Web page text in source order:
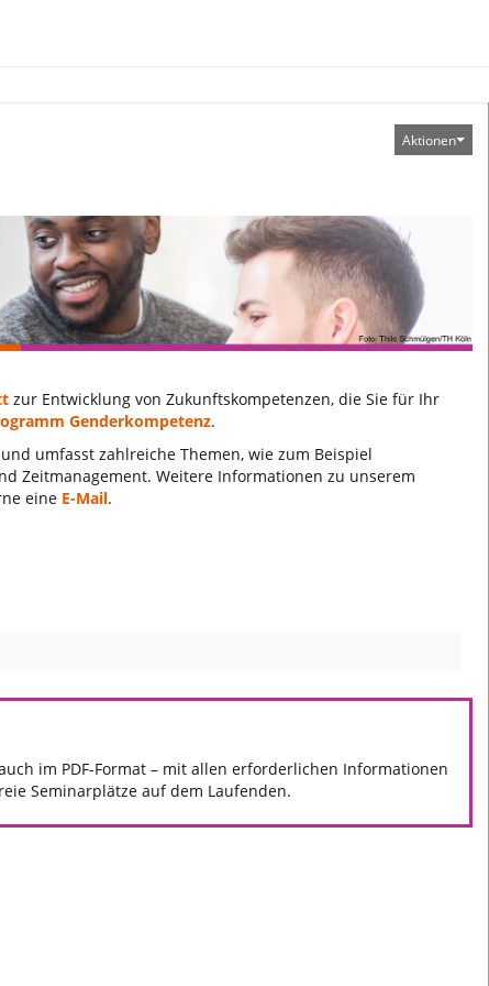
Aktionen
zur Entwicklung von Zukunftskompetenzen, die Sie für Ihr
Genderkompetenz.
umfasst zahlreiche Themen, wie zum Beispiel
Zeitmanagement. Weitere Informationen zu unserem
eine E-Mail.
im PDF-Format – mit allen erforderlichen Informationen
Seminarplätze auf dem Laufenden.